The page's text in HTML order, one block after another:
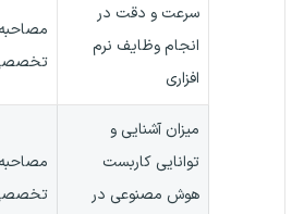
سرعت و دقت در
انجام وظایف نرم
افزاری
مصاحبه
میزان آشنایی و
توانایی کاربست
هوش مصنوعی در
مصاحبه